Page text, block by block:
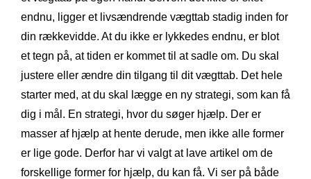
endnu, ligger et livsændrende vægttab stadig inden for
din rækkevidde. At du ikke er lykkedes endnu, er blot
et tegn på, at tiden er kommet til at sadle om. Du skal
justere eller ændre din tilgang til dit vægttab. Det hele
starter med, at du skal lægge en ny strategi, som kan få
dig i mål. En strategi, hvor du søger hjælp. Der er
masser af hjælp at hente derude, men ikke alle former
er lige gode. Derfor har vi valgt at lave artikel om de
forskellige former for hjælp, du kan få. Vi ser på både